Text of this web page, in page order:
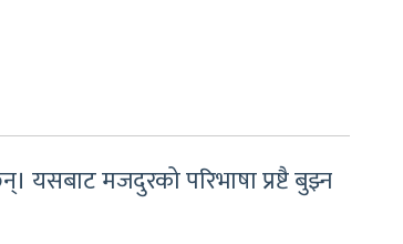
यसबाट मजदुरको परिभाषा प्रष्टै बुझ्न